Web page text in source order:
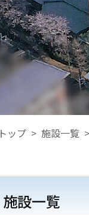
トップ > 施設一覧 >
施設一覧